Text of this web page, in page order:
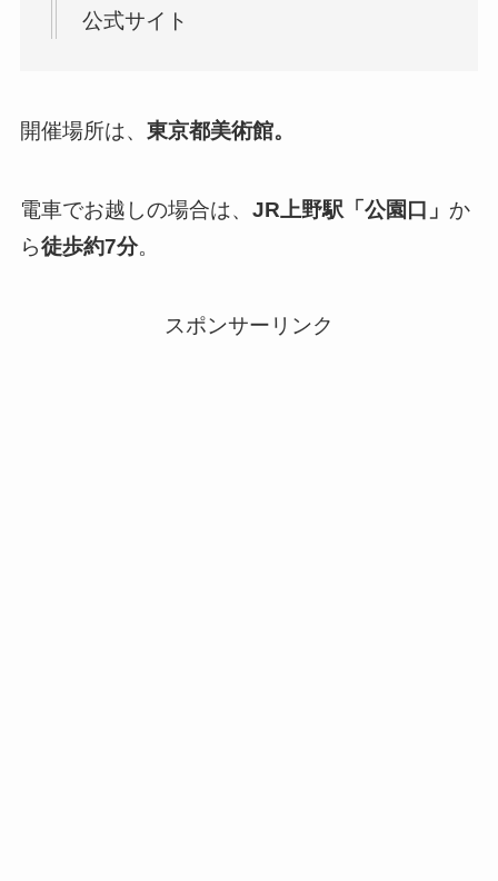
公式サイト
開催場所は、 東京都美術館。
電車でお越しの場合は、 JR上野駅「公園口」 か
ら徒歩約7分。
スポンサーリンク